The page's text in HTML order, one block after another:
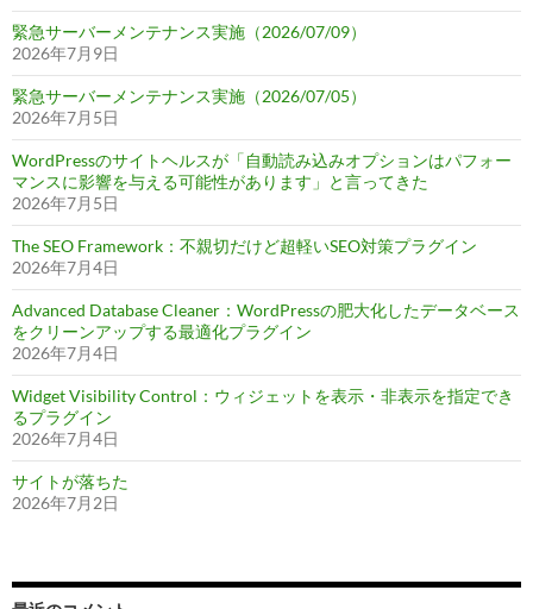
緊急サーバーメンテナンス実施（2026/07/09）
2026年7月9日
緊急サーバーメンテナンス実施（2026/07/05）
2026年7月5日
WordPressのサイトヘルスが「自動読み込みオプションはパフォー
マンスに影響を与える可能性があります」と言ってきた
2026年7月5日
The SEO Framework：不親切だけど超軽いSEO対策プラグイン
2026年7月4日
Advanced Database Cleaner：WordPressの肥大化したデータベース
をクリーンアップする最適化プラグイン
2026年7月4日
Widget Visibility Control：ウィジェットを表示・非表示を指定でき
るプラグイン
2026年7月4日
サイトが落ちた
2026年7月2日